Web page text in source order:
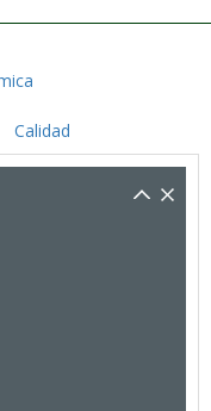
Calidad